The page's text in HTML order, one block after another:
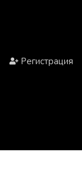
Регистрация